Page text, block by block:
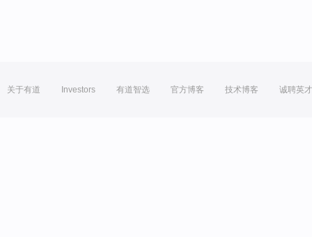
关于有道 Investors 有道智选 官方博客 技术博客 诚聘英才